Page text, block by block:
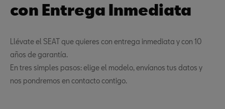
con Entrega Inmediata
Llévate el SEAT que quieres con entrega inmediata y con 10
años de garantía.
En tres simples pasos: elige el modelo, envíanos tus datos y
nos pondremos en contacto contigo.